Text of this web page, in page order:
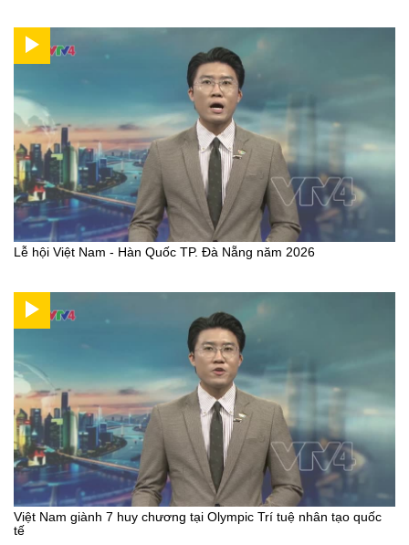
Lễ hội Việt Nam - Hàn Quốc TP. Đà Nẵng năm 2026
Việt Nam giành 7 huy chương tại Olympic Trí tuệ nhân tạo quốc
tế